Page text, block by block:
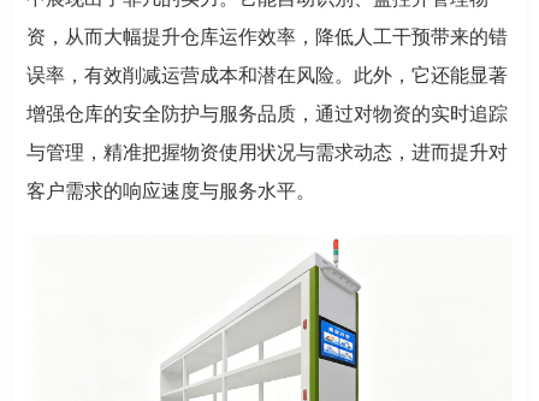
资，从而大幅提升仓库运作效率，降低人工干预带来的错
误率，有效削减运营成本和潜在风险。此外，它还能显著
增强仓库的安全防护与服务品质，通过对物资的实时追踪
与管理，精准把握物资使用状况与需求动态，进而提升对
客户需求的响应速度与服务水平。